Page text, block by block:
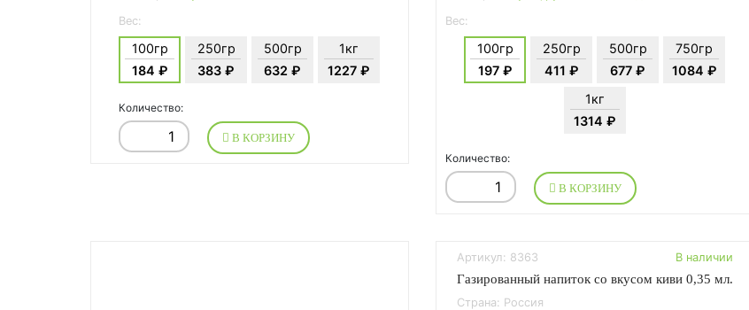
Вес:
100гр
184 ₽
250гр
383 ₽
500гр
632 ₽
1кг
1227 ₽
Количество:
В КОРЗИНУ
Вес:
100гр
197 ₽
250гр
411 ₽
500гр
677 ₽
750гр
1084 ₽
1кг
1314 ₽
Количество:
В КОРЗИНУ
Артикул: 8363 В наличии
Газированный напиток со вкусом киви 0,35 мл.
Страна: Россия